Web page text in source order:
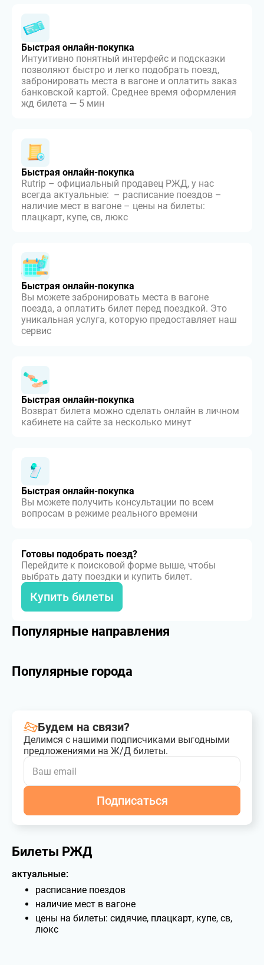
Быстрая онлайн-покупка
Интуитивно понятный интерфейс и подсказки
позволяют быстро и легко подобрать поезд,
забронировать места в вагоне и оплатить заказ
банковской картой. Среднее время оформления
жд билета — 5 мин
Быстрая онлайн-покупка
Rutrip – официальный продавец РЖД, у нас
всегда актуальные: – расписание поездов –
наличие мест в вагоне – цены на билеты:
плацкарт, купе, св, люкс
Быстрая онлайн-покупка
Вы можете забронировать места в вагоне
поезда, а оплатить билет перед поездкой. Это
уникальная услуга, которую предоставляет наш
сервис
Быстрая онлайн-покупка
Возврат билета можно сделать онлайн в личном
кабинете на сайте за несколько минут
Быстрая онлайн-покупка
Вы можете получить консультации по всем
вопросам в режиме реального времени
Готовы подобрать поезд?
Перейдите к поисковой форме выше, чтобы
выбрать дату поездки и купить билет.
Купить билеты
Популярные направления
Популярные города
Будем на связи?
Делимся с нашими подписчиками выгодными
предложениями на Ж/Д билеты.
Подписаться
Билеты РЖД
актуальные:
расписание поездов
наличие мест в вагоне
цены на билеты: сидячие, плацкарт, купе, св,
люкс